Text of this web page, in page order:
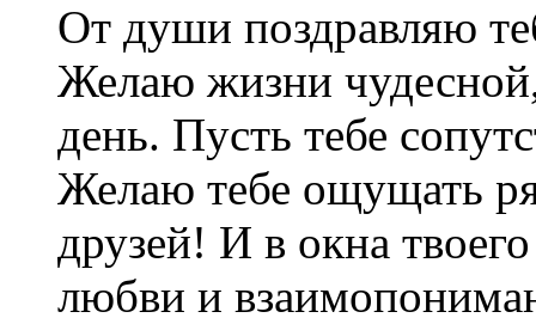
От души поздравляю
Желаю жизни
день. Пусть тебе
Желаю тебе ощущать
друзей! И в окна
любви и